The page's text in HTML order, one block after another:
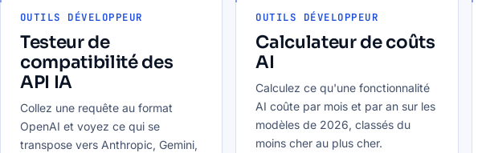
OUTILS DÉVELOPPEUR
Testeur de
compatibilité des
API IA
Collez une requête au format
OpenAI et voyez ce qui se
transpose vers Anthropic, Gemini,
OUTILS DÉVELOPPEUR
Calculateur de coûts
AI
Calculez ce qu'une fonctionnalité
AI coûte par mois et par an sur les
modèles de 2026, classés du
moins cher au plus cher.